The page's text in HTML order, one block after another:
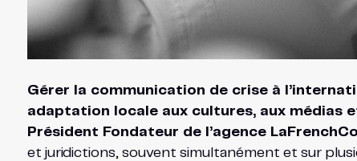
Gérer la communication de crise à
adaptation locale aux cultures, aux médias
Président Fondateur de l’agence
et juridictions, souvent simultanément et sur